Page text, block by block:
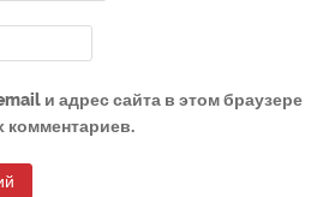
и адрес сайта в этом браузере